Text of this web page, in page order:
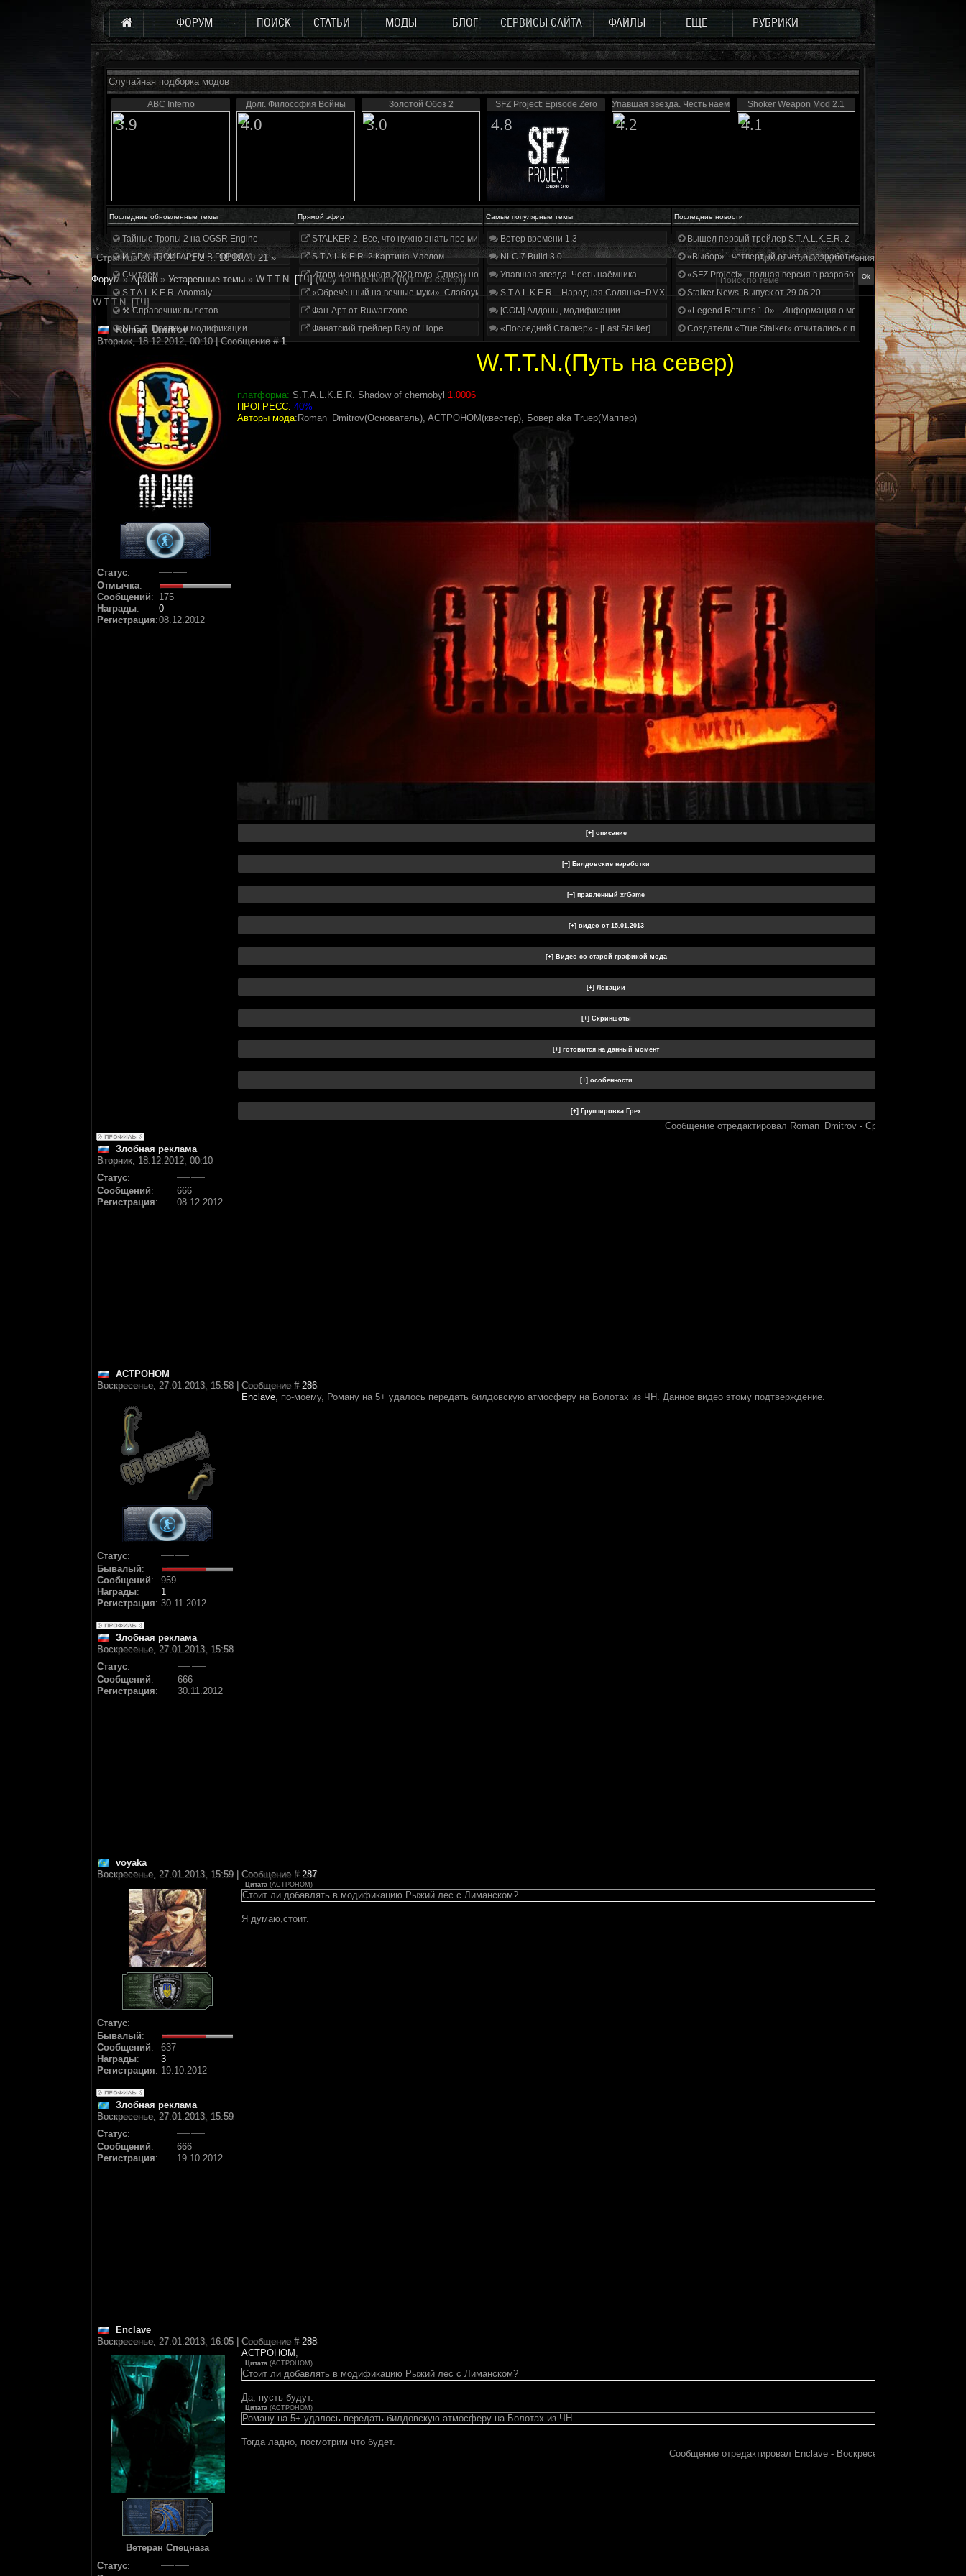
ФОРУМ ПОИСК СТАТЬИ МОДЫ БЛОГ СЕРВИСЫ САЙТА ФАЙЛЫ ЕЩЕ РУБРИКИ
Случайная подборка модов
ABC Inferno
3.9
Долг. Философия Войны
4.0
Золотой Обоз 2
3.0
SFZ Project: Episode Zero
4.8
Упавшая звезда. Честь наемника
4.2
Shoker Weapon Mod 2.1
4.1
Последние обновленные темы Прямой эфир Самые популярные темы Последние новости
Тайные Тропы 2 на OGSR Engine
И.Г.Р.А. "ПОИГАРЕМ В ГОРОДА"
Считаем
S.T.A.L.K.E.R. Anomaly
⚒ Справочник вылетов
NLC 7. Правки и модификации
STALKER 2. Все, что нужно знать про мир, геймплей и сюжет | Разбор трейлера
S.T.A.L.K.E.R. 2 Картина Маслом
Итоги июня и июля 2020 года. Список нововведений
«Обречённый на вечные муки». Слабоумие и отвага
Фан-Арт от Ruwartzone
Фанатский трейлер Ray of Hope
Ветер времени 1.3
NLC 7 Build 3.0
Упавшая звезда. Честь наёмника
S.T.A.L.K.E.R. - Народная Солянка+DMX 1.3.5.ООП.МА.К.
[COM] Аддоны, модификации.
«Последний Сталкер» - [Last Stalker]
Вышел первый трейлер S.T.A.L.K.E.R. 2
«Выбор» - четвертый отчет о разработке!
«SFZ Project» - полная версия в разработке!
Stalker News. Выпуск от 29.06.20
«Legend Returns 1.0» - Информация о моде за июнь 2020
Создатели «True Stalker» отчитались о проделанной работе
Страница20из21 « 1 2 … 18 19 20 21 »
Архив - только для чтения
Форум » Архив » Устаревшие темы » W.T.T.N. [ТЧ] (Way To The North (путь на север))
W.T.T.N. [ТЧ]
Roman_Dmitrov
Вторник, 18.12.2012, 00:10 | Сообщение #1
Статус:
Отмычка:
Сообщений: 175
Награды:
0
Регистрация:08.12.2012
W.T.T.N.(Путь на север)
платформа: S.T.A.L.K.E.R. Shadow of chernobyl 1.0006
ПРОГРЕСС: 40%
Авторы мода:Roman_Dmitrov(Основатель), ACTPOHOM(квестер), Бовер aka Truep(Маппер)
Сообщение отредактировал Roman_Dmitrov - Среда, 23.01.2013,
Злобная реклама
Вторник, 18.12.2012, 00:10
Статус:
Сообщений:
666
Регистрация: 08.12.2012
АСТРОНОМ
Воскресенье, 27.01.2013, 15:58 | Сообщение # 286
Статус:
Бывалый:
Сообщений:
959
Награды:
1
Регистрация: 30.11.2012
Enclave, по-моему, Роману на 5+ удалось передать билдовскую атмосферу на Болотах из ЧН. Данное видео этому подтверждение.
Злобная реклама
Воскресенье, 27.01.2013, 15:58
Статус:
Сообщений:
666
Регистрация: 30.11.2012
voyaka
Воскресенье, 27.01.2013, 15:59 | Сообщение # 287
Статус:
Бывалый:
Сообщений:
637
Награды:
3
Регистрация: 19.10.2012
Цитата (АСТРОНОМ )
Стоит ли добавлять в модификацию Рыжий лес с Лиманском?
Я думаю,стоит.
Злобная реклама
Воскресенье, 27.01.2013, 15:59
Статус:
Сообщений:
666
Регистрация: 19.10.2012
Enclave
Воскресенье, 27.01.2013, 16:05 | Сообщение # 288
Ветеран Спецназа
Статус:
АСТРОНОМ ,
Цитата (АСТРОНОМ )
Стоит ли добавлять в модификацию Рыжий лес с Лиманском?
Да, пусть будут.
Цитата (АСТРОНОМ )
Роману на 5+ удалось передать билдовскую атмосферу на Болотах из ЧН.
Тогда ладно, посмотрим что будет.
Сообщение отредактировал Enclave - Воскресенье, 27.01.2013,